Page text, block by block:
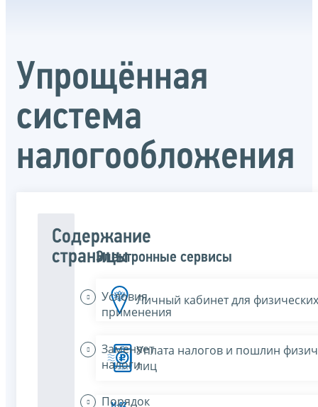
Упрощённая
система
налогообложения
Содержание
страницы
Условия
применения
Заменяет
налоги
Порядок
Электронные сервисы
Личный кабинет для
Уплата налогов и пошлин
лиц